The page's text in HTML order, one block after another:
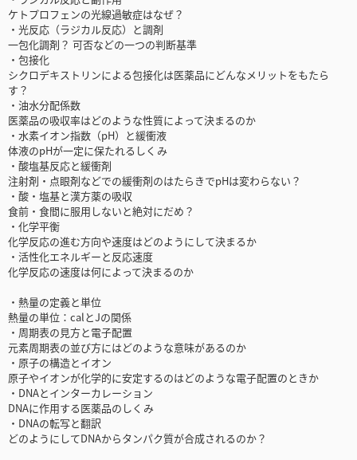
ケトプロフェンの光線過敏症はなぜ？
・光反応（ラジカル反応）と調剤
一包化調剤？ 可否などの一つの判断基準
・包接化
シクロデキストリンによる包接化は医薬品にどんなメリットをもたら
す？
・油水分配係数
医薬品の吸収率はどのような性質によって決まるのか
・水素イオン指数（pH）と緩衝液
体液のpHが一定に保たれるしくみ
・酸塩基反応と緩衝剤
注射剤・点眼剤などでの緩衝剤のはたらきでpHは変わらない？
・酸・塩基と漢方薬の吸収
食前・食間に服用しないと絶対にだめ？
・化学平衡
化学反応の進む方向や速度はどのようにして決まるか
・活性化エネルギーと反応速度
化学反応の速度は何によって決まるのか
・熱量の定義と単位
熱量の単位：calとJの関係
・周期表の見方と電子配置
元素周期表の並び方にはどのような意味があるのか
・原子の構造とイオン
原子やイオンが化学的に安定するのはどのような電子配置のときか
・DNAとインターカレーション
DNAに作用する医薬品のしくみ
・DNAの転写と翻訳
どのようにしてDNAからタンパク質が合成されるのか？